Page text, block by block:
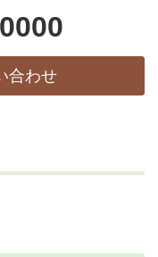
合わせ